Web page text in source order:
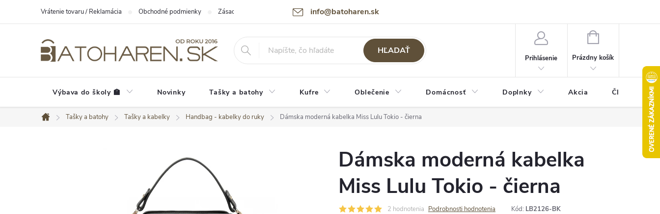
info@batoharen.sk
Vrátenie tovaru / Reklamácia Obchodné podmienky Zásady spracovania osobných údajov (GDPR) Podmienky použitia webu
HĽADAŤ
Prihlásenie
NÁKUPNÝ
Prázdny košík
Výbava do školy 🏫 Novinky Tašky a batohy Kufre Oblečenie Domácnosť Doplnky Akcia Články
Domov
Tašky a batohy Tašky a kabelky Handbag - kabelky do ruky Dámska moderná kabelka Miss Lulu Tokio - čierna
Dámska moderná kabelka
Miss Lulu Tokio - čierna
2 hodnotenia Podrobnosti hodnotenia Kód: LB2126-BK